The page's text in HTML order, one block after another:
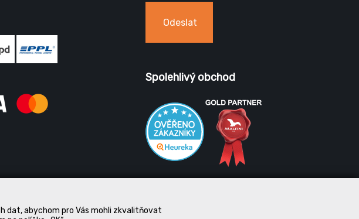
dat, abychom pro Vás mohli zkvalitňovat
Odeslat
Spolehlivý obchod